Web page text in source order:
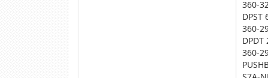
360-
DPST
360-
DPDT
360-